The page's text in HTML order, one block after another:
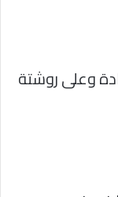
وعلى روشتة